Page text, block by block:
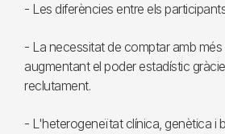
- Les diferències entre els
- La necessitat de comptar amb
augmentant el poder estadístic
reclutament.
- L'heterogeneïtat clínica, genètica i